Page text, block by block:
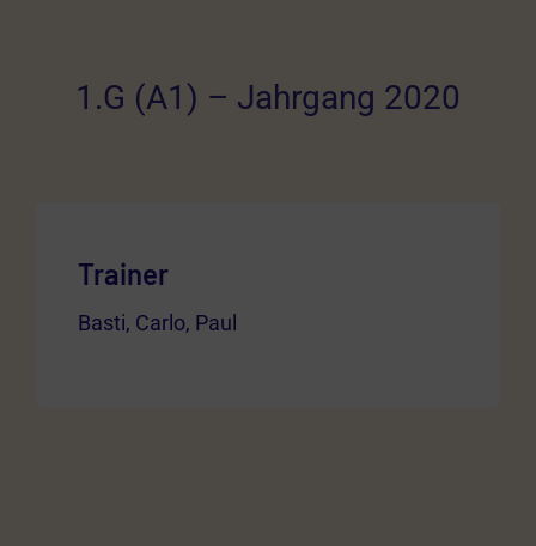
1.G (A1) – Jahrgang 2020
Trainer
Basti, Carlo, Paul